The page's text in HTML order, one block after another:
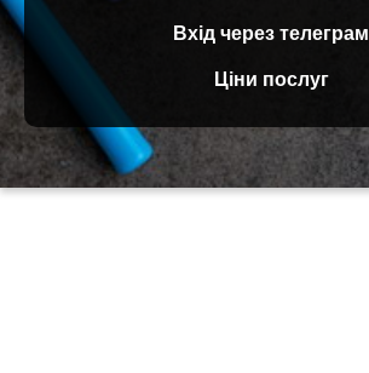
Вхід через телеграм
Ціни послуг